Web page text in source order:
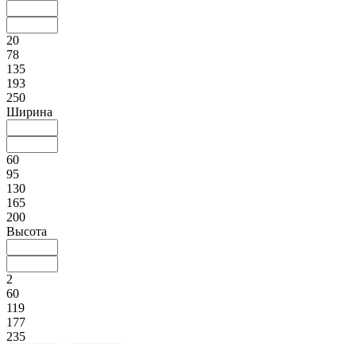
20
78
135
193
250
Ширина
60
95
130
165
200
Высота
2
60
119
177
235